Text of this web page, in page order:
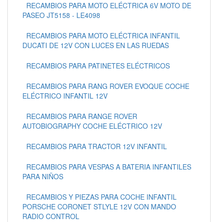
RECAMBIOS PARA MOTO ELÉCTRICA 6V MOTO DE
PASEO JT5158 - LE4098
RECAMBIOS PARA MOTO ELÉCTRICA INFANTIL
DUCATI DE 12V CON LUCES EN LAS RUEDAS
RECAMBIOS PARA PATINETES ELÉCTRICOS
RECAMBIOS PARA RANG ROVER EVOQUE COCHE
ELÉCTRICO INFANTIL 12V
RECAMBIOS PARA RANGE ROVER
AUTOBIOGRAPHY COCHE ELÉCTRICO 12V
RECAMBIOS PARA TRACTOR 12V INFANTIL
RECAMBIOS PARA VESPAS A BATERIA INFANTILES
PARA NIÑOS
RECAMBIOS Y PIEZAS PARA COCHE INFANTIL
PORSCHE CORONET STLYLE 12V CON MANDO
RADIO CONTROL